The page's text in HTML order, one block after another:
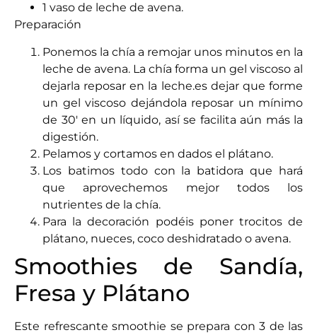
1 vaso de leche de avena.
Preparación
Ponemos la chía a remojar unos minutos en la
leche de avena. La chía forma un gel viscoso al
dejarla reposar en la leche.es dejar que forme
un gel viscoso dejándola reposar un mínimo
de 30′ en un líquido, así se facilita aún más la
digestión.
Pelamos y cortamos en dados el plátano.
Los batimos todo con la batidora que hará
que aprovechemos mejor todos los
nutrientes de la chía.
Para la decoración podéis poner trocitos de
plátano, nueces, coco deshidratado o avena.
Smoothies de Sandía,
Fresa y Plátano
Este refrescante smoothie se prepara con 3 de las